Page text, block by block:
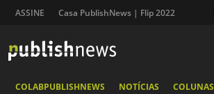
ASSINE Casa PublishNews | Flip 2022
COLABPUBLISHNEWS NOTÍCIAS COLUNAS